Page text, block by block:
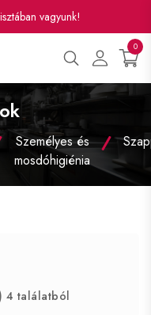
vagyunk!
0
Személyes és
mosdóhigiénia
4 találatból